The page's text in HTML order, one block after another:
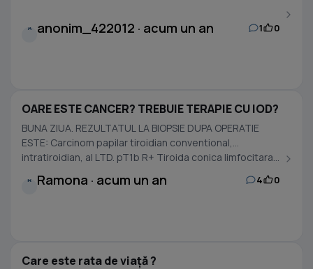
A anonim_422012 · acum un an 1 0
OARE ESTE CANCER? TREBUIE TERAPIE CU IOD?
BUNA ZIUA. REZULTATUL LA BIOPSIE DUPA OPERATIE
ESTE: Carcinom papilar tiroidian conventional,
intratiroidian, al LTD. pT1b R+ Tiroida conica limfocitara...
R Ramona · acum un an 4 0
Care este rata de viață ?